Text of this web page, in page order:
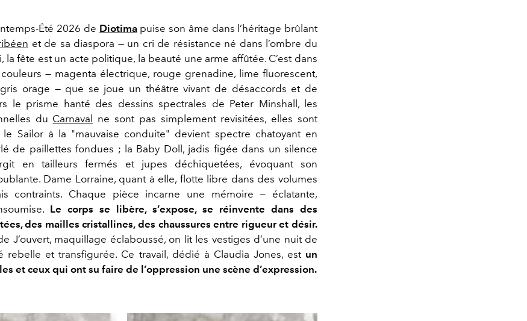
Été 2026 de Diotimapuise son âme dans l’héritage brûlant
et de sa diaspora — un cri de résistance né dans l’ombre du
la fête est un acte politique, la beauté une arme affûtée. C’est dans
— magenta électrique, rouge grenadine, lime fluorescent,
orage — que se joue un théâtre vivant de désaccords et de
le prisme hanté des dessins spectrales de Peter Minshall, les
du Carnaval
ne sont pas simplement revisitées, elles sont
le Sailor à la "mauvaise conduite" devient spectre chatoyant en
de paillettes fondues ; la Baby Doll, jadis figée dans un silence
en tailleurs fermés et jupes déchiquetées, évoquant son
Dame Lorraine, quant à elle, flotte libre dans des volumes
contraints. Chaque pièce incarne une mémoire — éclatante,
Le corps se libère, s’expose, se réinvente dans des
des mailles cristallines, des chaussures entre rigueur et désir.
J’ouvert, maquillage éclaboussé, on lit les vestiges d’une nuit de
rebelle et transfigurée. Ce travail, dédié à Claudia Jones, est un
et ceux qui ont su faire de l’oppression une scène d’expression.